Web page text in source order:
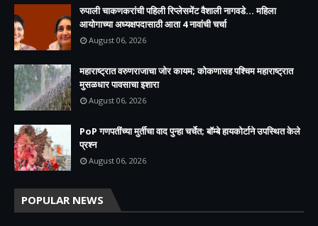
रुपाली चाकणकरांची पहिली रिप्लेसमेंट वैशाली नागवडे... महिला
आयोगाच्या अध्यक्षपदासाठी आता 4 नावांची चर्चा
August 06, 2026
महाराष्ट्रात वरुणराजाचा जोर कायम; कोकणासह पश्चिम महाराष्ट्रात
मुसळधार पावसाचा इशारा
August 06, 2026
PoP गणपतींच्या मुर्तीचा वाद पुन्हा चर्चेत; बॉम्बे हायकोर्टाने उपस्थित केले
प्रश्न
August 06, 2026
POPULAR NEWS